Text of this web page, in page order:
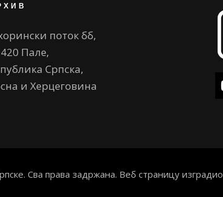
поток бб,
Пале,
Српска,
и Херцеговина
Сва права задржана. Веб страницу изградио